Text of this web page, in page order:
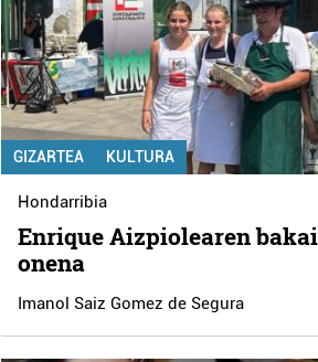
GIZARTEA KULTURA
Hondarribia
Enrique Aizpiolearen
onena
Imanol Saiz Gomez de Segura